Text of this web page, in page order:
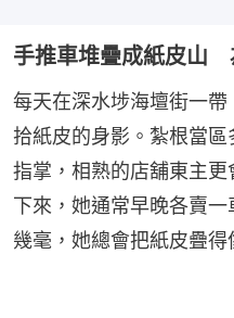
手推車堆疊成紙皮山
每天在深水埗海壇街一
拾紙皮的身影。紮根當
指掌，相熟的店舖東主
下來，她通常早晚各賣
幾毫，她總會把紙皮疊得